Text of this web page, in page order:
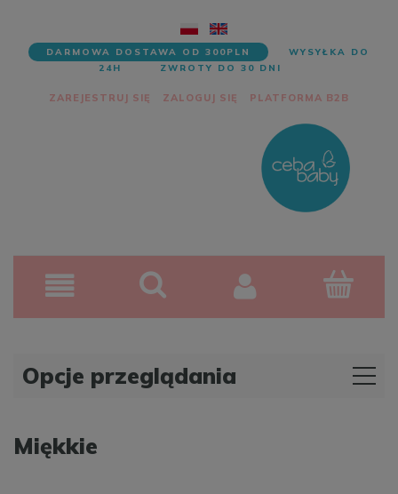
DARMOWA DOSTAWA OD 300PLN
WYSYŁKA DO
24H
ZWROTY DO 30 DNI
ZAREJESTRUJ SIĘ ZALOGUJ SIĘ PLATFORMA B2B
Opcje przeglądania
Miękkie